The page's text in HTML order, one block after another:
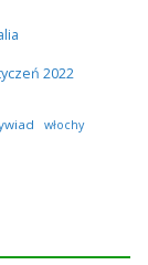
2022
włochy